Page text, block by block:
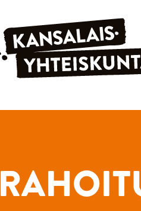
Siirry sisältöön